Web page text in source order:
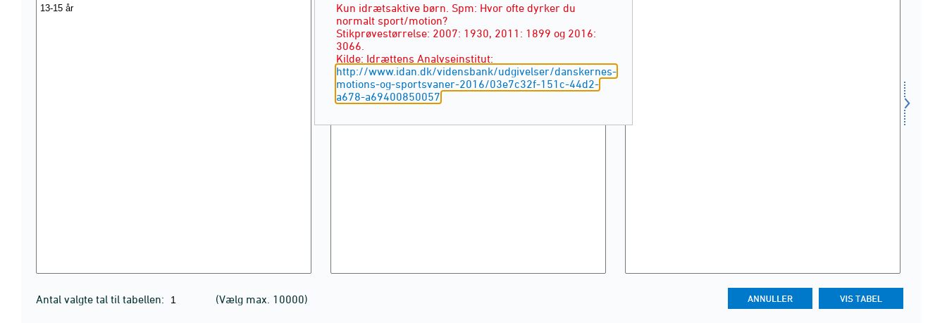
Antal valgte tal til tabellen: (Vælg max. 10000)
Kun idrætsaktive børn. Spm: Hvor ofte dyrker du
normalt sport/motion?
Stikprøvestørrelse: 2007: 1930, 2011: 1899 og 2016:
3066.
Kilde: Idrættens Analyseinstitut:
http://www.idan.dk/vidensbank/udgivelser/danskernes-
motions-og-sportsvaner-2016/03e7c32f-151c-44d2-
a678-a69400850057